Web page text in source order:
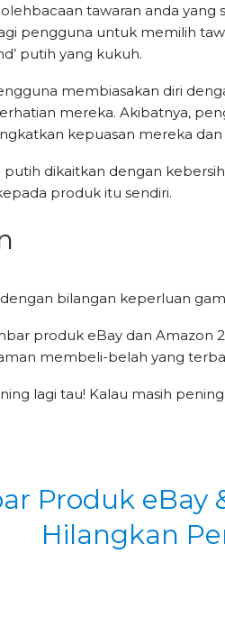
tawaran anda yang
pengguna untuk memilih
putih yang kukuh.
membiasakan diri
mereka. Akibatnya,
kepuasan mereka
dikaitkan dengan
produk itu sendiri.
bilangan keperluan
produk eBay dan Amazon
membeli-belah yang
lagi tau! Kalau masih
Produk eBay
Hilangkan